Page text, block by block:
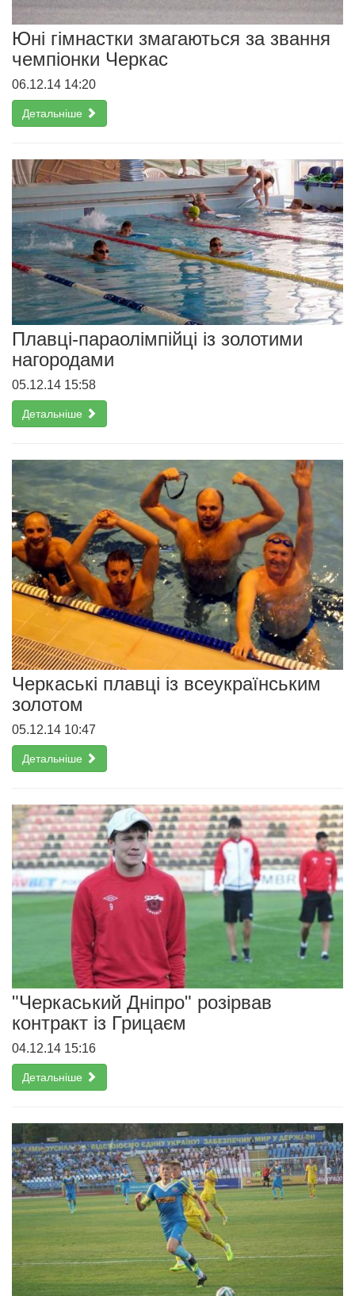
Юні гімнастки змагаються за звання
чемпіонки Черкас
06.12.14 14:20
Детальніше
Плавці-параолімпійці із золотими
нагородами
05.12.14 15:58
Детальніше
Черкаські плавці із всеукраїнським
золотом
05.12.14 10:47
Детальніше
"Черкаський Дніпро" розірвав
контракт із Грицаєм
04.12.14 15:16
Детальніше